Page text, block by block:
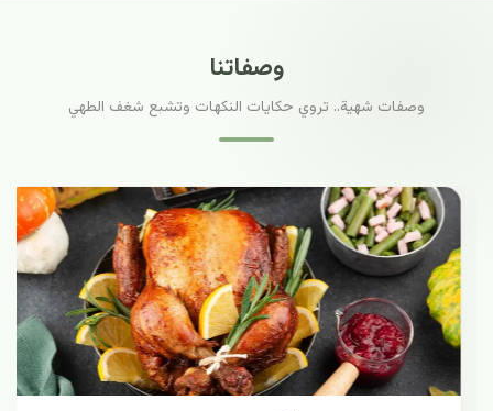
وصفاتنا
وصفات شهية.. تروي حكايات النكهات وتشبع شغف الطهي